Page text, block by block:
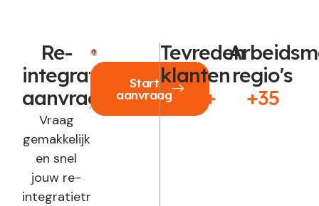
Re-
integratie
aanvragen?
Vraag
gemakkelijk
en snel
jouw re-
integratietraject
Start
aanvraag
Tevreden
klanten
250+
regio's
+35